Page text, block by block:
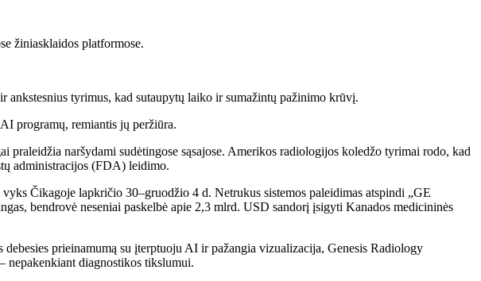
žiniasklaidos platformose.
ankstesnius tyrimus, kad sutaupytų laiko ir sumažintų pažinimo krūvį.
programų, remiantis jų peržiūra.
naršydami sudėtingose ​​sąsajose. Amerikos radiologijos koledžo tyrimai rodo, kad
administracijos (FDA) leidimo.
Čikagoje lapkričio 30–gruodžio 4 d. Netrukus sistemos paleidimas atspindi „GE
bendrovė neseniai paskelbė apie 2,3 mlrd. USD sandorį įsigyti Kanados medicininės
prieinamumą su įterptuoju AI ir pažangia vizualizacija, Genesis Radiology
nepakenkiant diagnostikos tikslumui.